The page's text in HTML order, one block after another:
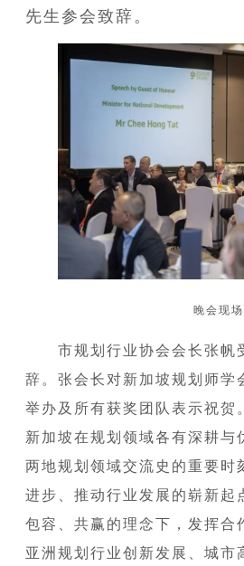
先生参会致辞。
晚会现场
市规划行业协会会长张帆
辞。张会长对新加坡规划师学
举办及所有获奖团队表示祝贺
新加坡在规划领域各有深耕与
两地规划领域交流史的重要时
进步、推动行业发展的崭新起
包容、共赢的理念下，发挥合
亚洲规划行业创新发展、城市